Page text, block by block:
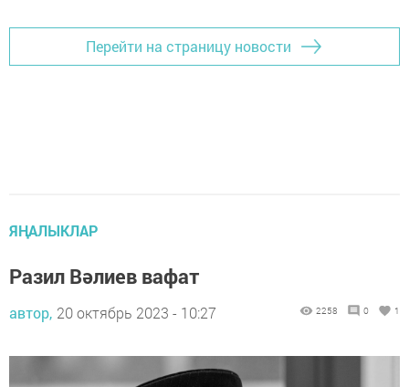
Перейти на страницу новости
ЯҢАЛЫКЛАР
Разил Вәлиев вафат
автор, 20 октябрь 2023 - 10:27 2258 0 1